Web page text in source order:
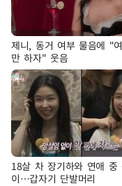
제니, 동거 여부 물음에 "
만 하자" 웃음
18살 차 장기하와 연애 중
이…갑자기 단발머리